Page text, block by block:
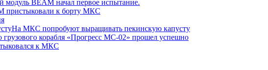
модуль BEAM начал первое испытание.
пристыковали к борту МКС
На МКС попробуют выращивать пекинскую капусту
грузового корабля «Прогресс МС-02» прошел успешно
к МКС